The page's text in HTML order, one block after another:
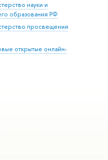
науки и
образования РФ
просвещения
открытые онлайн-